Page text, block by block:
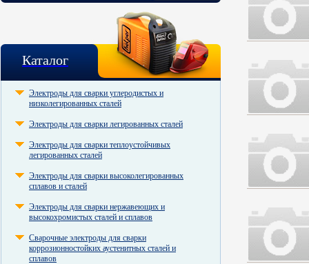
Каталог
Электроды для сварки углеродистых и
низколегированных сталей
Электроды для сварки легированных сталей
Электроды для сварки теплоустойчивых
легированных сталей
Электроды для сварки высоколегированных
сплавов и сталей
Электроды для сварки нержавеющих и
высокохромистых сталей и сплавов
Сварочные электроды для сварки
коррозионностойких аустенитных сталей и
сплавов